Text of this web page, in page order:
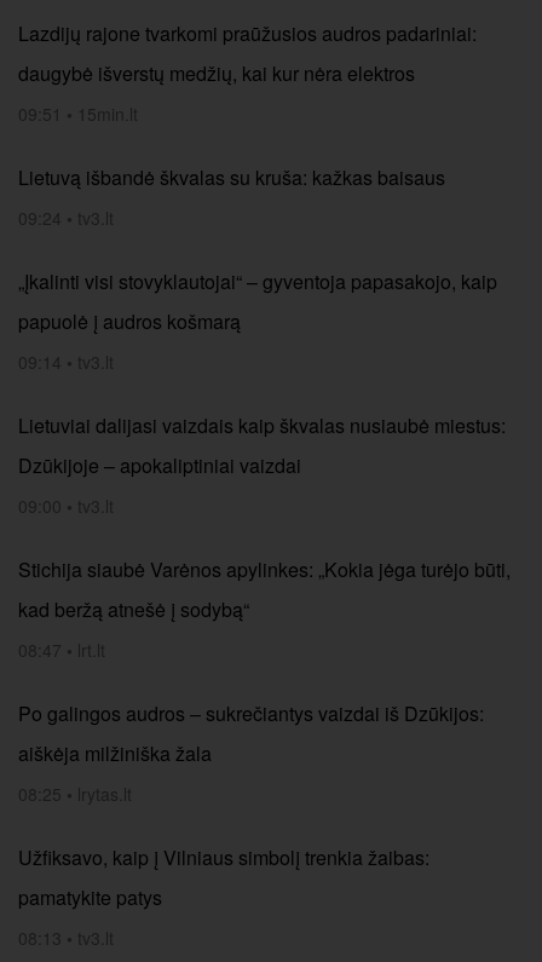
Lazdijų rajone tvarkomi praūžusios audros padariniai:
daugybė išverstų medžių, kai kur nėra elektros
09:51 • 15min.lt
Lietuvą išbandė škvalas su kruša: kažkas baisaus
09:24 • tv3.lt
„Įkalinti visi stovyklautojai“ – gyventoja papasakojo, kaip
papuolė į audros košmarą
09:14 • tv3.lt
Lietuviai dalijasi vaizdais kaip škvalas nusiaubė miestus:
Dzūkijoje – apokaliptiniai vaizdai
09:00 • tv3.lt
Stichija siaubė Varėnos apylinkes: „Kokia jėga turėjo būti,
kad beržą atnešė į sodybą“
08:47 • lrt.lt
Po galingos audros – sukrečiantys vaizdai iš Dzūkijos:
aiškėja milžiniška žala
08:25 • lrytas.lt
Užfiksavo, kaip į Vilniaus simbolį trenkia žaibas:
pamatykite patys
08:13 • tv3.lt